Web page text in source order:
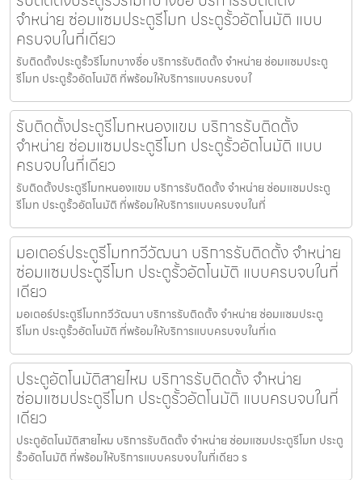
จำหน่าย ซ่อมแซมประตูรีโมท ประตูรั้วอัตโนมัติ แบบ
ครบจบในที่เดียว
รับติดตั้งประตูรั้วรีโมทบางซื่อ บริการรับติดตั้ง จำหน่าย ซ่อมแซมประตู
รีโมท ประตูรั้วอัตโนมัติ ที่พร้อมให้บริการแบบครบจบใ
รับติดตั้งประตูรีโมทหนองแขม บริการรับติดตั้ง
จำหน่าย ซ่อมแซมประตูรีโมท ประตูรั้วอัตโนมัติ แบบ
ครบจบในที่เดียว
รับติดตั้งประตูรีโมทหนองแขม บริการรับติดตั้ง จำหน่าย ซ่อมแซมประตู
รีโมท ประตูรั้วอัตโนมัติ ที่พร้อมให้บริการแบบครบจบในที่
มอเตอร์ประตูรีโมททวีวัฒนา บริการรับติดตั้ง จำหน่าย
ซ่อมแซมประตูรีโมท ประตูรั้วอัตโนมัติ แบบครบจบในที่
เดียว
มอเตอร์ประตูรีโมททวีวัฒนา บริการรับติดตั้ง จำหน่าย ซ่อมแซมประตู
รีโมท ประตูรั้วอัตโนมัติ ที่พร้อมให้บริการแบบครบจบในที่เด
ประตูอัตโนมัติสายไหม บริการรับติดตั้ง จำหน่าย
ซ่อมแซมประตูรีโมท ประตูรั้วอัตโนมัติ แบบครบจบในที่
เดียว
ประตูอัตโนมัติสายไหม บริการรับติดตั้ง จำหน่าย ซ่อมแซมประตูรีโมท ประตู
รั้วอัตโนมัติ ที่พร้อมให้บริการแบบครบจบในที่เดียว ร